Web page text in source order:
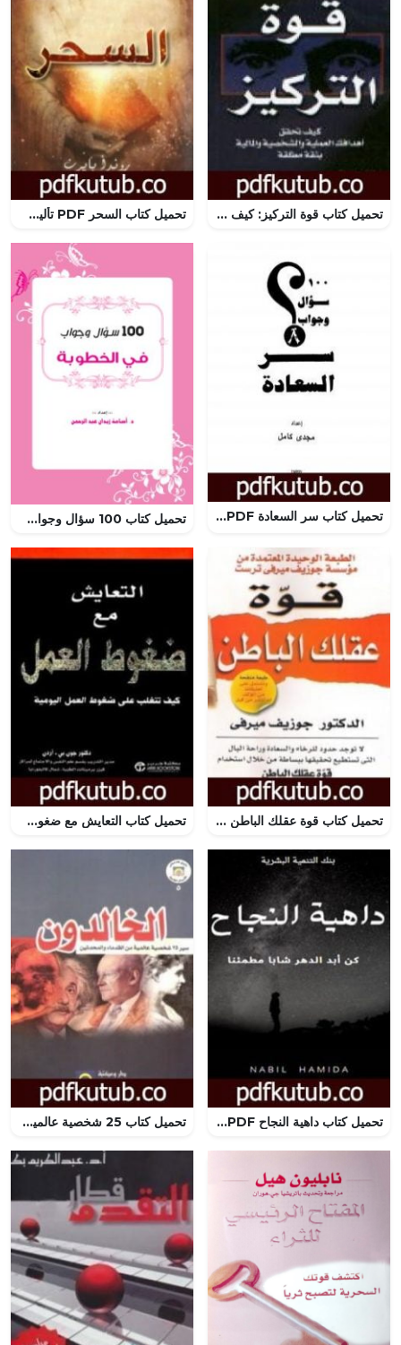
تحميل كتاب قوة التركيز: كيف تحقق أهدافك العملية والشخصية والمالية بثقة مطلقة PDF تأليف مارك فيكتور هانسن مجانا [كامل] تحميل كتاب السحر PDF تأليف روندا بايرن مجانا [كامل]
تحميل كتاب سر السعادة PDF تأليف مجدي كامل مجانا [كامل] تحميل كتاب 100 سؤال وجواب في الخطوبة – د. أسامة زيدان PDF مجانا
تحميل كتاب قوة عقلك الباطن PDF تأليف جوزيف ميرفي مجانا [كامل] تحميل كتاب التعايش مع ضغوط العمل PDF تأليف جون بي أردن مجانا [كامل]
تحميل كتاب داهية النجاح PDF تأليف د. نبيل حميدة مجانا [كامل] تحميل كتاب 25 شخصية عالمية غيرت التاريخ PDF تأليف ديل كارنيجي مجانا [كامل]